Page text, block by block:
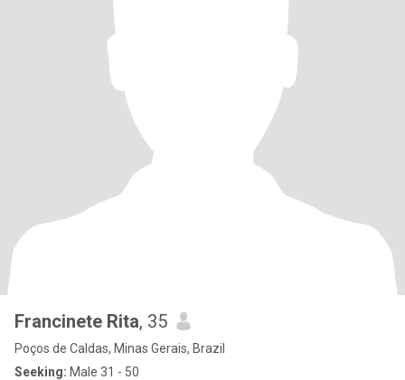
Francinete Rita, 35
Poços de Caldas, Minas Gerais, Brazil
Seeking: Male 31 - 50